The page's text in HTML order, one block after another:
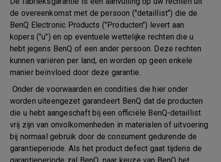
de overeenkomst met de persoon ("detaillist") die de
BenQ Electronic Products ("Producten") levert aan
kopers ("u") en op eventuele wettelijke rechten die u
hebt jegens BenQ of een ander persoon. Deze rechten
kunnen variëren per land, en worden op geen enkele
manier beïnvloed door deze garantie.
Onder de voorwaarden en condities die hier onder
worden uiteengezet garandeert BenQ dat de producten
die u hebt aangeschaft bij een officiële BenQ-detaillist
vrij zijn van onvolkomenheden in materialen of uitvoering
bij normaal gebruik door de consument gedurende de
garantieperiode. Als het product defect gaat tijdens de